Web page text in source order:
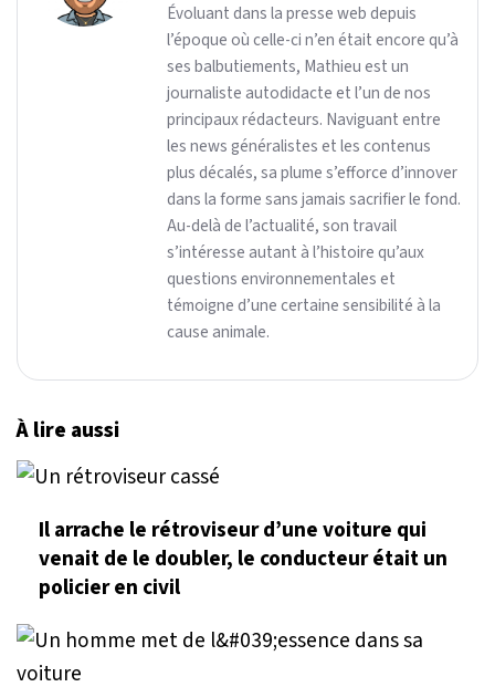
Évoluant dans la presse web depuis
l’époque où celle-ci n’en était encore qu’à
ses balbutiements, Mathieu est un
journaliste autodidacte et l’un de nos
principaux rédacteurs. Naviguant entre
les news généralistes et les contenus
plus décalés, sa plume s’efforce d’innover
dans la forme sans jamais sacrifier le fond.
Au-delà de l’actualité, son travail
s’intéresse autant à l’histoire qu’aux
questions environnementales et
témoigne d’une certaine sensibilité à la
cause animale.
À lire aussi
Il arrache le rétroviseur d’une voiture qui
venait de le doubler, le conducteur était un
policier en civil